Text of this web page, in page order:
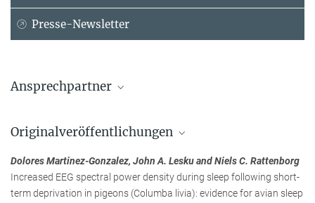
Presse-Newsletter
Ansprechpartner
Max-Planck-Institut für biologische Intelligenz (Standort
rattenborg@...
Originalveröffentlichungen
Dolores Martinez-Gonzalez, John A. Lesku and Niels C. Rattenborg
Increased EEG spectral power density during sleep following short-
term deprivation in pigeons (Columba livia): evidence for avian sleep